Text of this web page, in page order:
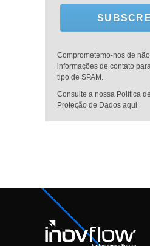
Comprometemo-nos de
informações de contato
tipo de SPAM.
Consulte a nossa Política
Proteção de Dados aqui